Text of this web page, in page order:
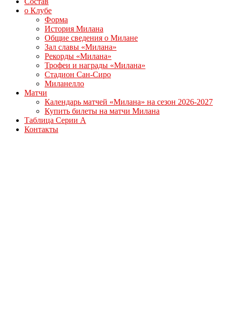
о Клубе
Форма
История Милана
Общие сведения о Милане
Зал славы «Милана»
Рекорды «Милана»
Трофеи и награды «Милана»
Стадион Сан-Сиро
Миланелло
Матчи
Календарь матчей «Милана» на сезон 2026-2027
Купить билеты на матчи Милана
Таблица Серии А
Контакты